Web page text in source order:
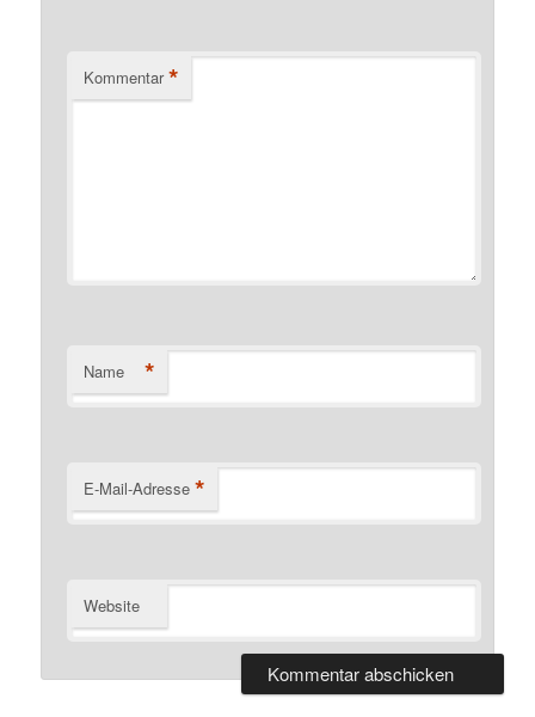
Kommentar *
Name *
E-Mail-Adresse *
Website